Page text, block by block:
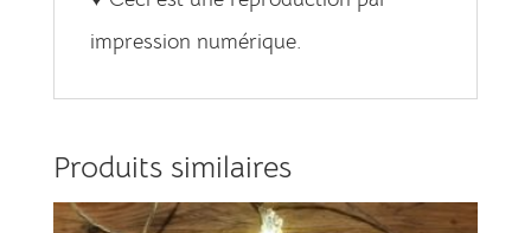
impression numérique.
Produits similaires